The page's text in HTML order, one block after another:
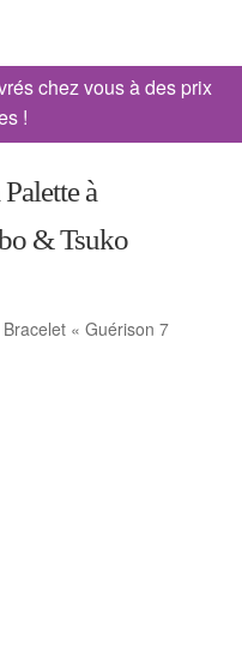
chez vous à des prix
!
à
& Tsuko
Bracelet « Guérison 7